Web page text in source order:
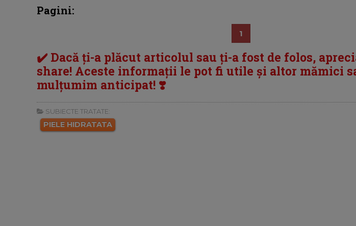
Pagini:
1
✔️ Dacă ți-a plăcut articolul sau ți-a fost de folos,
share! Aceste informații le pot fi utile și altor mămici
mulțumim anticipat! ❣️
SUBIECTE TRATATE:
PIELE HIDRATATA